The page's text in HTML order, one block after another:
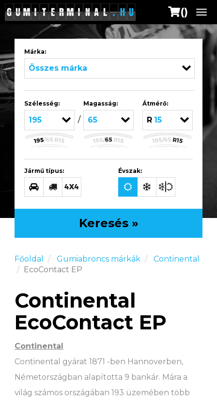
()
Márka:
Összes márka
Szélesség:
195 /
Magasság:
65
Átmérő:
R15
Jármű típus: Évszak:
Keresés »
Főoldal Gumiabroncs márkák
Continental
EcoContact EP
Continental
EcoContact EP
Continental
Continental gyárat 1871 -ben Hannoverben,
Németországban alapította 9 bankár. Mára a
világ számos országában 193 üzemében több